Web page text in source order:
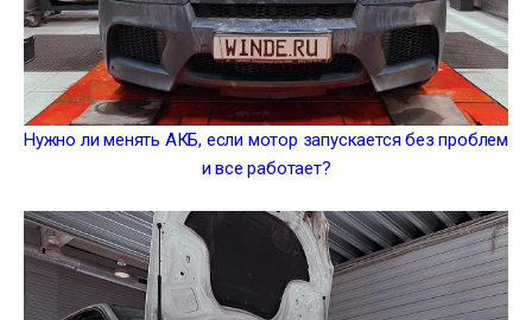
Нужно ли менять АКБ, если мотор запускается без проблем
и все работает?